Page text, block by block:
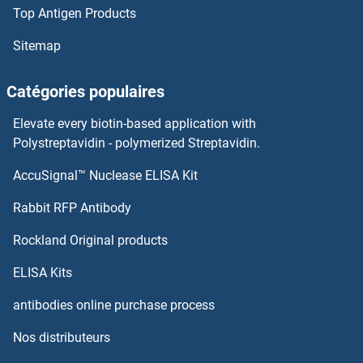
ALAD Kits ELISA
ALDH9A1 Kits ELISA
Aldo-Keto Reductase Family 1, Member C6 Kits ELISA
ALDOA Kits ELISA
Top Antigen Products
Sitemap
Catégories populaires
Elevate every biotin-based application with
Polystreptavidin - polymerized Streptavidin.
AccuSignal™ Nuclease ELISA Kit
Rabbit RFP Antibody
Rockland Original products
ELISA Kits
antibodies online purchase process
Nos distributeurs